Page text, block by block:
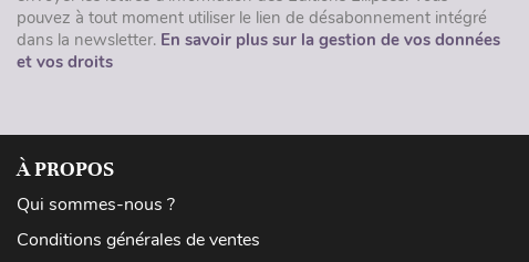
pouvez à tout moment utiliser le lien de désabonnement intégré
dans la newsletter. En savoir plus sur la gestion de vos données
et vos droits
À PROPOS
Qui sommes-nous ?
Conditions générales de ventes